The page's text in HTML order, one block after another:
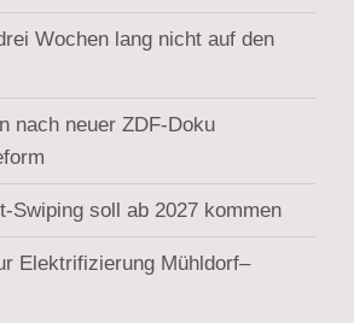
Wochen lang nicht auf den
nach neuer ZDF-Doku
Swiping soll ab 2027 kommen
Elektrifizierung Mühldorf–